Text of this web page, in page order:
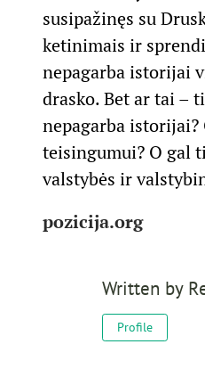
susipažinęs su
ketinimais ir
nepagarba istorijai
drasko. Bet ar tai –
nepagarba
teisingumui? O gal
valstybės ir
pozicija.org
Written by
Profile